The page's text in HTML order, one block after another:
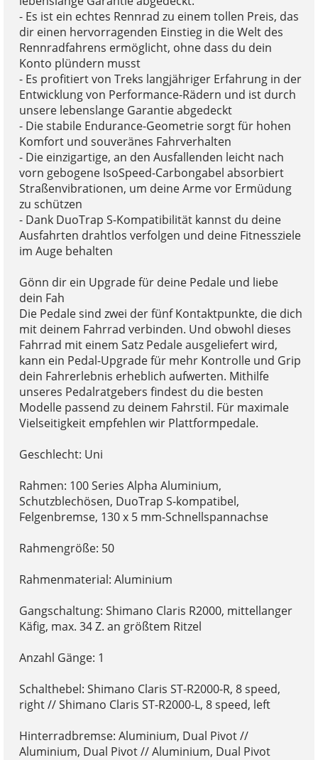
- Es ist ein echtes Rennrad zu einem tollen Preis, das
dir einen hervorragenden Einstieg in die Welt des
Rennradfahrens ermöglicht, ohne dass du dein
Konto plündern musst
- Es profitiert von Treks langjähriger Erfahrung in der
Entwicklung von Performance-Rädern und ist durch
unsere lebenslange Garantie abgedeckt
- Die stabile Endurance-Geometrie sorgt für hohen
Komfort und souveränes Fahrverhalten
- Die einzigartige, an den Ausfallenden leicht nach
vorn gebogene IsoSpeed-Carbongabel absorbiert
Straßenvibrationen, um deine Arme vor Ermüdung
zu schützen
- Dank DuoTrap S-Kompatibilität kannst du deine
Ausfahrten drahtlos verfolgen und deine Fitnessziele
im Auge behalten
Gönn dir ein Upgrade für deine Pedale und liebe
dein Fah
Die Pedale sind zwei der fünf Kontaktpunkte, die dich
mit deinem Fahrrad verbinden. Und obwohl dieses
Fahrrad mit einem Satz Pedale ausgeliefert wird,
kann ein Pedal-Upgrade für mehr Kontrolle und Grip
dein Fahrerlebnis erheblich aufwerten. Mithilfe
unseres Pedalratgebers findest du die besten
Modelle passend zu deinem Fahrstil. Für maximale
Vielseitigkeit empfehlen wir Plattformpedale.
Geschlecht: Uni
Rahmen: 100 Series Alpha Aluminium,
Schutzblechösen, DuoTrap S-kompatibel,
Felgenbremse, 130 x 5 mm-Schnellspannachse
Rahmengröße: 50
Rahmenmaterial: Aluminium
Gangschaltung: Shimano Claris R2000, mittellanger
Käfig, max. 34 Z. an größtem Ritzel
Anzahl Gänge: 1
Schalthebel: Shimano Claris ST-R2000-R, 8 speed,
right // Shimano Claris ST-R2000-L, 8 speed, left
Hinterradbremse: Aluminium, Dual Pivot //
Aluminium, Dual Pivot // Aluminium, Dual Pivot